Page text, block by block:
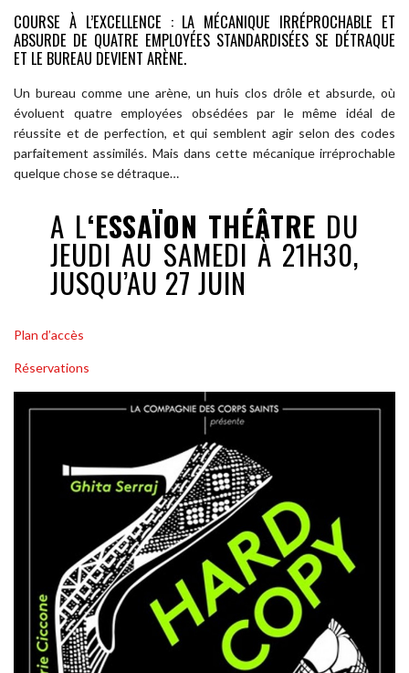
COURSE À L’EXCELLENCE : LA MÉCANIQUE IRRÉPROCHABLE ET
ABSURDE DE QUATRE EMPLOYÉES STANDARDISÉES SE DÉTRAQUE
ET LE BUREAU DEVIENT ARÈNE.
Un bureau comme une arène, un huis clos drôle et absurde, où
évoluent quatre employées obsédées par le même idéal de
réussite et de perfection, et qui semblent agir selon des codes
parfaitement assimilés. Mais dans cette mécanique irréprochable
quelque chose se détraque…
A L‘ESSAÏON THÉÂTRE DU
JEUDI AU SAMEDI À 21H30,
JUSQU’AU 27 JUIN
Plan d’accès
Réservations